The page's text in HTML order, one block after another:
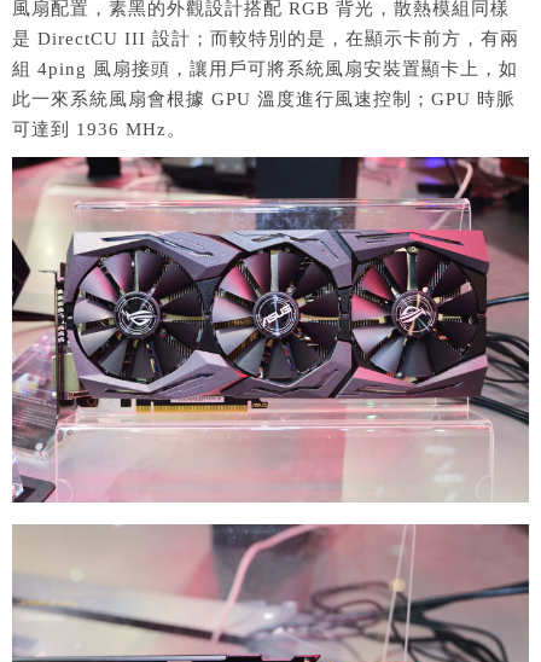
風扇配置，素黑的外觀設計搭配 RGB 背光，散熱模組同樣
是 DirectCU III 設計；而較特別的是，在顯示卡前方，有兩
組 4ping 風扇接頭，讓用戶可將系統風扇安裝置顯卡上，如
此一來系統風扇會根據 GPU 溫度進行風速控制；GPU 時脈
可達到 1936 MHz。